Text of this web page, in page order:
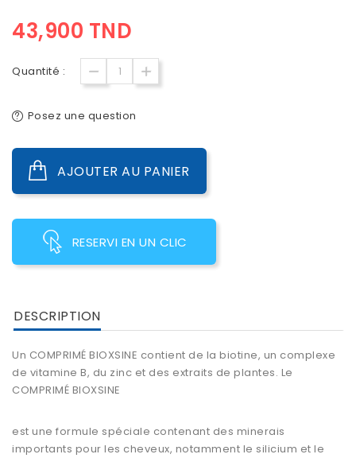
43,900 TND
Quantité :
Posez une question
AJOUTER AU PANIER
RESERVI EN UN CLIC
DESCRIPTION
Un COMPRIMÉ BIOXSINE contient de la biotine, un complexe
de vitamine B, du zinc et des extraits de plantes. Le
COMPRIMÉ BIOXSINE
est une formule spéciale contenant des minerais
importants pour les cheveux, notamment le silicium et le